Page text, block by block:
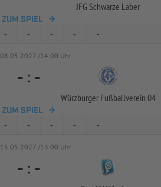
JFG Schwarze Laber
ZUM SPIEL
- - - - -
08.05.2027 /14:00 Uhr
- : -
Würzburger Fußballverein 04
ZUM SPIEL
- - - - -
15.05.2027 /13:00 Uhr
- : -